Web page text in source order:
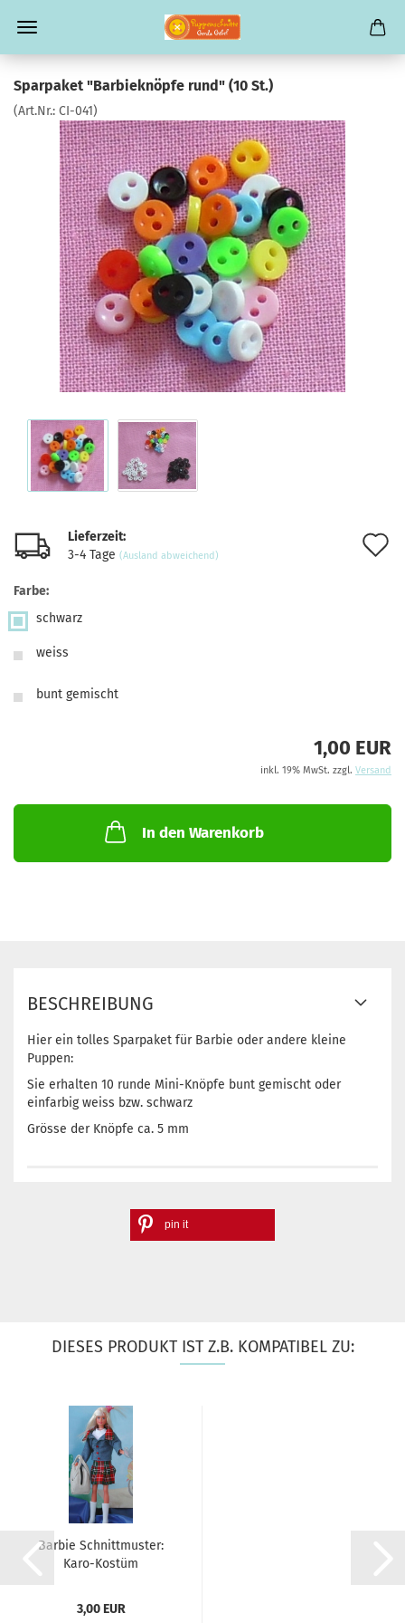
Sparpaket "Barbieknöpfe rund" (10 St.)
(Art.Nr.: CI-041)
Lieferzeit:
3-4 Tage (Ausland abweichend)
Farbe:
schwarz
weiss
bunt gemischt
1,00 EUR
inkl. 19% MwSt. zzgl. Versand
In den Warenkorb
BESCHREIBUNG
Hier ein tolles Sparpaket für Barbie oder andere kleine
Puppen:
Sie erhalten 10 runde Mini-Knöpfe bunt gemischt oder
einfarbig weiss bzw. schwarz
Grösse der Knöpfe ca. 5 mm
pin it
DIESES PRODUKT IST Z.B. KOMPATIBEL ZU:
Barbie Schnittmuster:
Karo-Kostüm
3,00 EUR